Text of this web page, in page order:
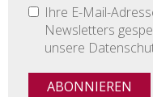
Ihre E-Mail-
Newsletters
unsere